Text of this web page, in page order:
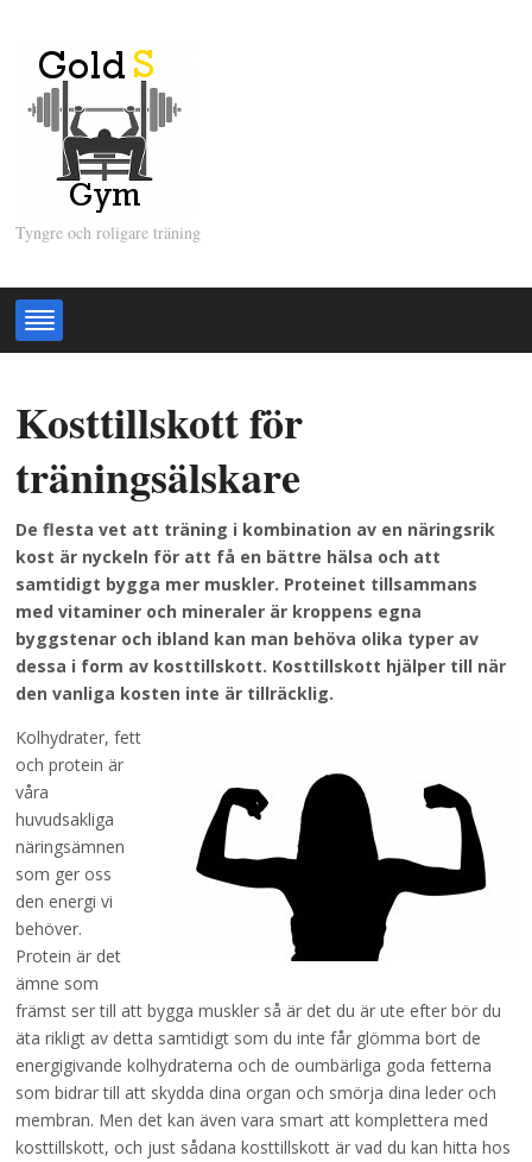
Tyngre och roligare träning
Kosttillskott för
träningsälskare
De flesta vet att träning i kombination av en näringsrik
kost är nyckeln för att få en bättre hälsa och att
samtidigt bygga mer muskler. Proteinet tillsammans
med vitaminer och mineraler är kroppens egna
byggstenar och ibland kan man behöva olika typer av
dessa i form av kosttillskott. Kosttillskott hjälper till när
den vanliga kosten inte är tillräcklig.
Kolhydrater, fett
och protein är
våra
huvudsakliga
näringsämnen
som ger oss
den energi vi
behöver.
Protein är det
ämne som
främst ser till att bygga muskler så är det du är ute efter bör du
äta rikligt av detta samtidigt som du inte får glömma bort de
energigivande kolhydraterna och de oumbärliga goda fetterna
som bidrar till att skydda dina organ och smörja dina leder och
membran. Men det kan även vara smart att komplettera med
kosttillskott, och just sådana kosttillskott är vad du kan hitta hos